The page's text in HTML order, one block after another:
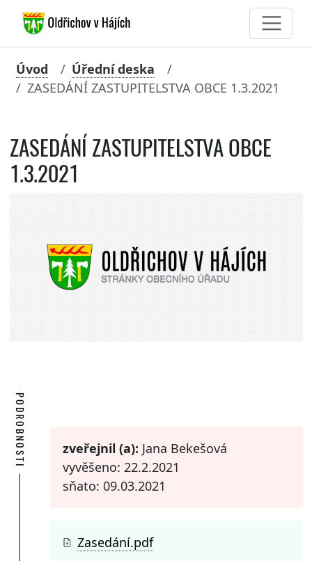
Úvod
Úřední deska
ZASEDÁNÍ ZASTUPITELSTVA OBCE 1.3.2021
ZASEDÁNÍ ZASTUPITELSTVA OBCE
1.3.2021
PODROBNOSTI zveřejnil (a): Jana Bekešová
vyvěšeno: 22.2.2021
sňato: 09.03.2021
Zasedání.pdf